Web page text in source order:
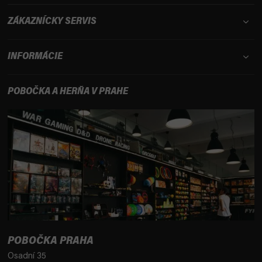
ZÁKAZNÍCKY SERVIS
INFORMÁCIE
POBOČKA A HERŇA V PRAHE
POBOČKA PRAHA
Osadní 35